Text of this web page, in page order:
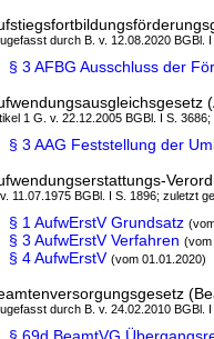
durch B. v. 12.08.2020 BGBl.
§ 3 AFBG Ausschluss der
1 G. v. 22.12.2005 BGBl. I S.
§ 3 AAG Feststellung der
11.07.1975 BGBl. I S. 1896; zuletzt
§ 1 AufwErstV Grundsatz
§ 3 AufwErstV Verfahren (vom
§ 4 AufwErstV (vom 01.01.2020)
durch B. v. 24.02.2010 BGBl.